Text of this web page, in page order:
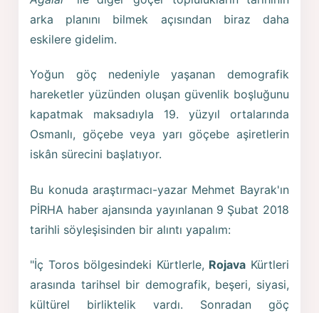
arka planını bilmek açısından biraz daha
eskilere gidelim.
Yoğun göç nedeniyle yaşanan demografik
hareketler yüzünden oluşan güvenlik boşluğunu
kapatmak maksadıyla 19. yüzyıl ortalarında
Osmanlı, göçebe veya yarı göçebe aşiretlerin
iskân sürecini başlatıyor.
Bu konuda araştırmacı-yazar Mehmet Bayrak'ın
PİRHA haber ajansında yayınlanan 9 Şubat 2018
tarihli söyleşisinden bir alıntı yapalım:
"İç Toros bölgesindeki Kürtlerle, Rojava Kürtleri
arasında tarihsel bir demografik, beşeri, siyasi,
kültürel birliktelik vardı. Sonradan göç